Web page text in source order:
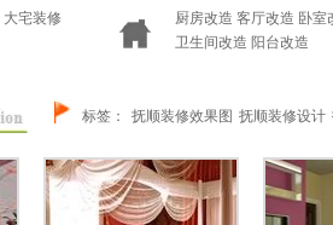
您的位置：------------
大宅装修
厨房改造 客厅改造 卧室
卫生间改造 阳台改造
推广之道：400-667-5551
您的位置：------------
标签： 抚顺装修效果图 抚顺装修设计